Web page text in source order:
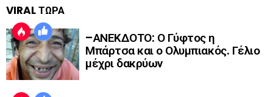
VIRAL ΤΩΡΑ
–ΑΝΕΚΔΟΤΟ: Ο Γύφτος η
Μπάρτσα και ο Ολυμπιακός. Γέλιο
μέχρι δακρύων